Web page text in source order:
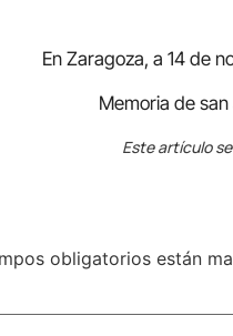
En Zaragoza, a 14 de
Memoria de
Este artículo
obligatorios están